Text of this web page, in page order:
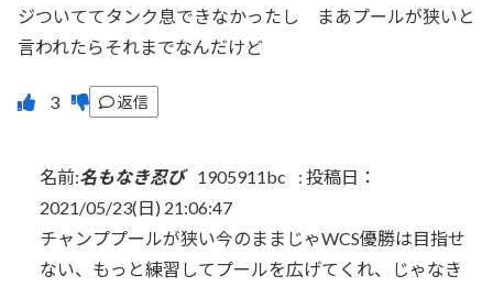
ジついててタンク息できなかったし まあプールが狭いと
言われたらそれまでなんだけど
返信
名前:名もなき忍び 1905911bc : 投稿日：
2021/05/23(日) 21:06:47
チャンププールが狭い今のままじゃWCS優勝は目指せ
ない、もっと練習してプールを広げてくれ、じゃなき